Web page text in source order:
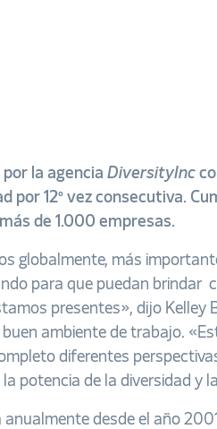
la agencia DiversityInc
por 12º vez consecutiva.
de 1.000 empresas.
globalmente, más
para que puedan brindar
presentes», dijo Kelley
ambiente de trabajo.
diferentes
potencia de la diversidad y
desde el año